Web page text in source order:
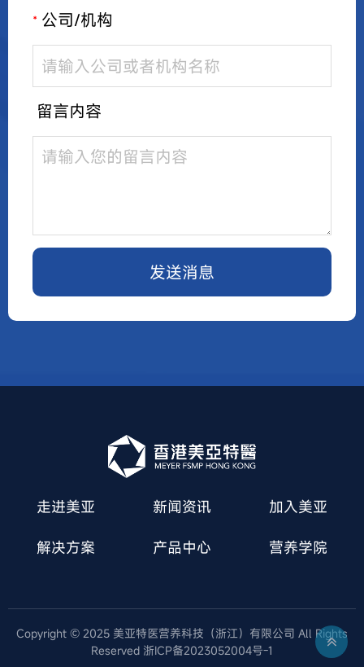
* 公司/机构
留言内容
发送消息
走进美亚 新闻资讯 加入美亚
解决方案 产品中心 营养学院
Copyright © 2025 美亚特医营养科技（浙江）有限公司 All Rights
Reserved 浙ICP备2023052004号-1